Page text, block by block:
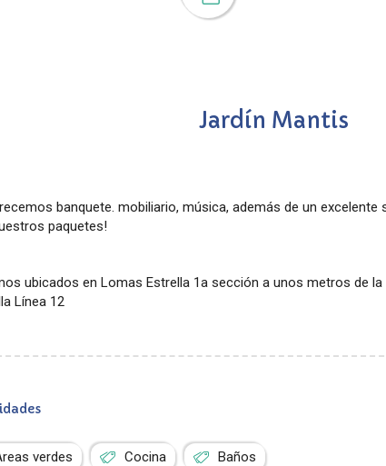
Jardín Mantis
banquete. mobiliario, música, además de un excelente
paquetes!
ubicados en Lomas Estrella 1a sección a unos metros de
Línea 12
verdes Cocina Baños